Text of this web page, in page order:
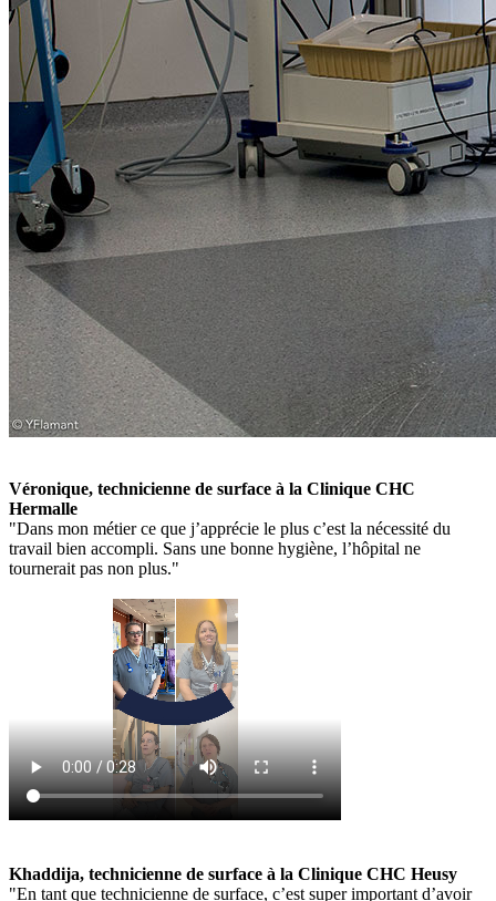
Véronique, technicienne de surface à la Clinique CHC
Hermalle
"Dans mon métier ce que j’apprécie le plus c’est la nécessité du
travail bien accompli. Sans une bonne hygiène, l’hôpital ne
tournerait pas non plus."
Khaddija, technicienne de surface à la Clinique CHC Heusy
"En tant que technicienne de surface, c’est super important d’avoir